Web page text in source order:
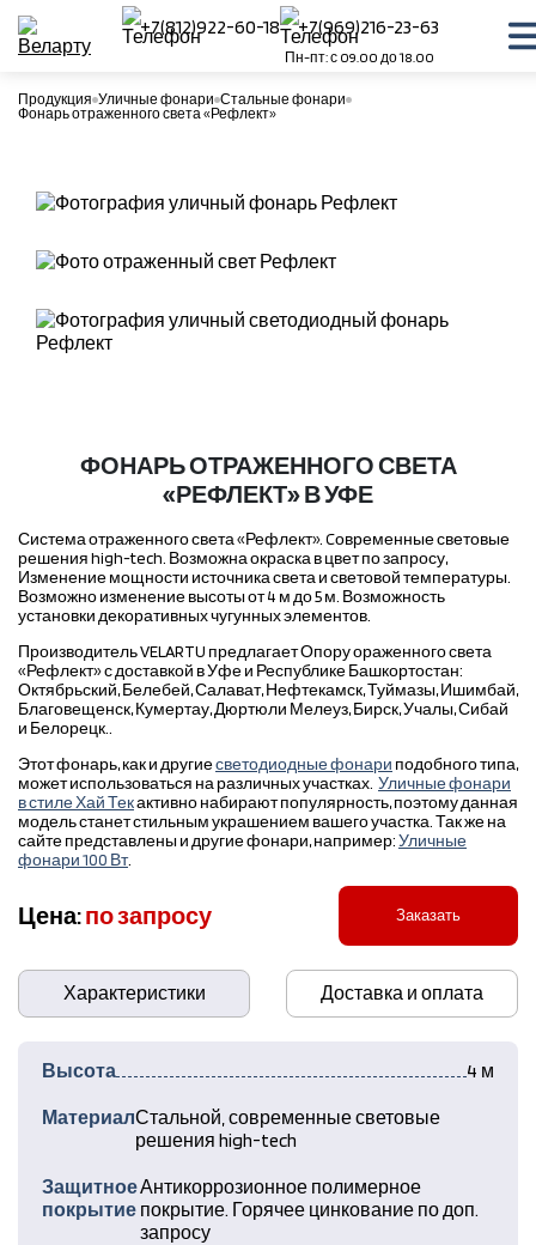
+7(812)922-60-18 +7(969)216-23-63
Пн-пт: с 09.00 до 18.00
Продукция Уличные фонари Стальные фонари
Фонарь отраженного света «Рефлект»
ФОНАРЬ ОТРАЖЕННОГО СВЕТА
«РЕФЛЕКТ» В УФЕ
Система отраженного света «Рефлект». Cовременные световые
решения high-tech. Возможна окраска в цвет по запросу,
Изменение мощности источника света и световой температуры.
Возможно изменение высоты от 4 м до 5 м. Возможность
установки декоративных чугунных элементов.
Производитель VELARTU предлагает Опору ораженного света
«Рефлект» с доставкой в Уфе и Республике Башкортостан:
Октябрьский, Белебей, Салават, Нефтекамск, Туймазы, Ишимбай,
Благовещенск, Кумертау, Дюртюли Мелеуз, Бирск, Учалы, Сибай
и Белорецк..
Этот фонарь, как и другиесветодиодные фонари подобного типа,
может использоваться на различных участках. Уличные фонари
в стиле Хай Текактивно набирают популярность, поэтому данная
модель станет стильным украшением вашего участка. Так же на
сайте представлены и другие фонари, например:Уличные
фонари 100 Вт.
Цена:по запросу Заказать
Характеристики Доставка и оплата
Высота 4 м
МатериалСтальной, современные световые
решения high-tech
Защитное
покрытие
Антикоррозионное полимерное
покрытие. Горячее цинкование по доп.
запросу